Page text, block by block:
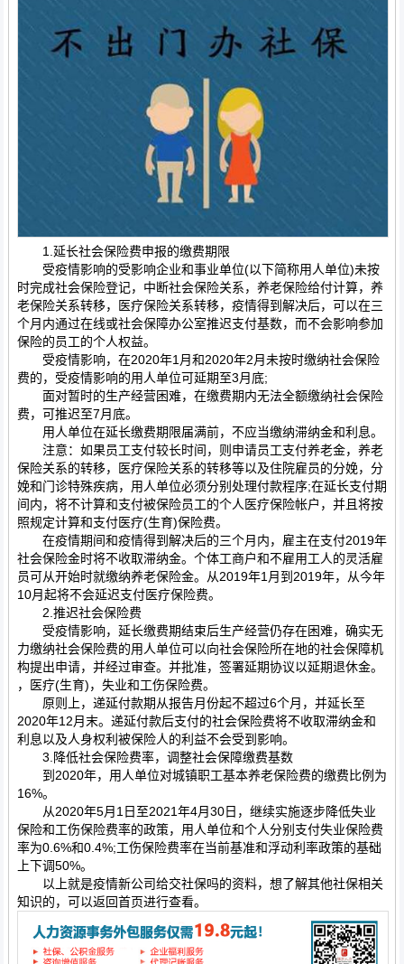
1.延长社会保险费申报的缴费期限
受疫情影响的受影响企业和事业单位(以下简称用人单位)未按
时完成社会保险登记，中断社会保险关系，养老保险给付计算，养
老保险关系转移，医疗保险关系转移，疫情得到解决后，可以在三
个月内通过在线或社会保障办公室推迟支付基数，而不会影响参加
保险的员工的个人权益。
受疫情影响，在2020年1月和2020年2月未按时缴纳社会保险
费的，受疫情影响的用人单位可延期至3月底;
面对暂时的生产经营困难，在缴费期内无法全额缴纳社会保险
费，可推迟至7月底。
用人单位在延长缴费期限届满前，不应当缴纳滞纳金和利息。
注意：如果员工支付较长时间，则申请员工支付养老金，养老
保险关系的转移，医疗保险关系的转移等以及住院雇员的分娩，分
娩和门诊特殊疾病，用人单位必须分别处理付款程序;在延长支付期
间内，将不计算和支付被保险员工的个人医疗保险帐户，并且将按
照规定计算和支付医疗(生育)保险费。
在疫情期间和疫情得到解决后的三个月内，雇主在支付2019年
社会保险金时将不收取滞纳金。个体工商户和不雇用工人的灵活雇
员可从开始时就缴纳养老保险金。从2019年1月到2019年，从今年
10月起将不会延迟支付医疗保险费。
2.推迟社会保险费
受疫情影响，延长缴费期结束后生产经营仍存在困难，确实无
力缴纳社会保险费的用人单位可以向社会保险所在地的社会保障机
构提出申请，并经过审查。并批准，签署延期协议以延期退休金。
，医疗(生育)，失业和工伤保险费。
原则上，递延付款期从报告月份起不超过6个月，并延长至
2020年12月末。递延付款后支付的社会保险费将不收取滞纳金和
利息以及人身权利被保险人的利益不会受到影响。
3.降低社会保险费率，调整社会保障缴费基数
到2020年，用人单位对城镇职工基本养老保险费的缴费比例为
16%。
从2020年5月1日至2021年4月30日，继续实施逐步降低失业
保险和工伤保险费率的政策，用人单位和个人分别支付失业保险费
率为0.6%和0.4%;工伤保险费率在当前基准和浮动利率政策的基础
上下调50%。
以上就是疫情新公司给交社保吗的资料，想了解其他社保相关
知识的，可以返回首页进行查看。